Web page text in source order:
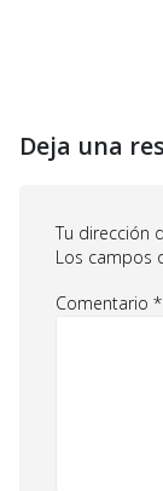
Deja una
Tu dirección
Los campos
Comentario *